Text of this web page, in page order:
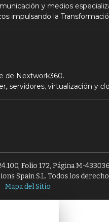
y medios
impulsando la
de Nextwork360.
servidores, virtualización y
Folio 172, Página M-
Spain S.L. Todos los
Mapa del Sitio